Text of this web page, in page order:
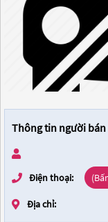
Thông tin người bán
Điện thoại:
Địa chỉ: